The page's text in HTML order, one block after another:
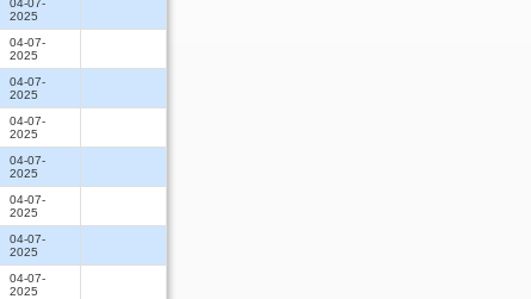
04-07-
2025
04-07-
2025
04-07-
2025
04-07-
2025
04-07-
2025
04-07-
2025
04-07-
2025
04-07-
2025